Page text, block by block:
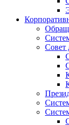
Совет